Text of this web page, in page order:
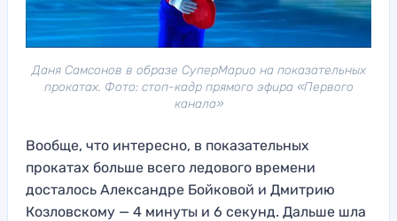
Даня Самсонов в образе СуперМарио на показательных
прокатах. Фото: стоп-кадр прямого эфира «Первого
канала»
Вообще, что интересно, в показательных
прокатах больше всего ледового времени
досталось Александре Бойковой и Дмитрию
Козловскому — 4 минуты и 6 секунд. Дальше шла